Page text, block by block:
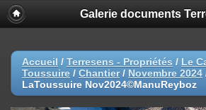
Galerie documents
Accueil / Terresens - Propriétés / Le
Toussuire / Chantier/ Novembre 2024
LaToussuire Nov2024©ManuReyboz